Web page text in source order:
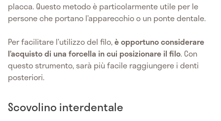
placca. Questo metodo è particolarmente utile per le
persone che portano l’apparecchio o un ponte dentale.
Per facilitare l’utilizzo del filo,è opportuno considerare
l’acquisto di una forcella in cui posizionare il filo. Con
questo strumento, sarà più facile raggiungere i denti
posteriori.
Scovolino interdentale